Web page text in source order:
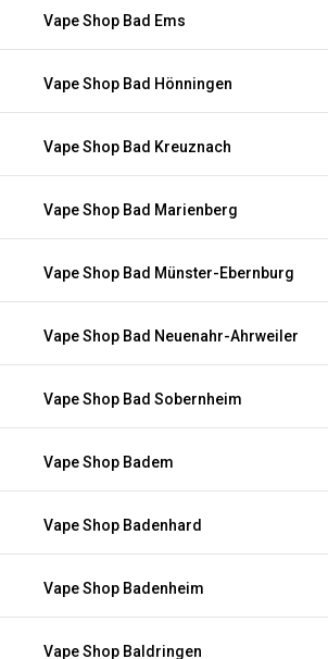
Vape Shop Bad Ems
Vape Shop Bad Hönningen
Vape Shop Bad Kreuznach
Vape Shop Bad Marienberg
Vape Shop Bad Münster-Ebernburg
Vape Shop Bad Neuenahr-Ahrweiler
Vape Shop Bad Sobernheim
Vape Shop Badem
Vape Shop Badenhard
Vape Shop Badenheim
Vape Shop Baldringen